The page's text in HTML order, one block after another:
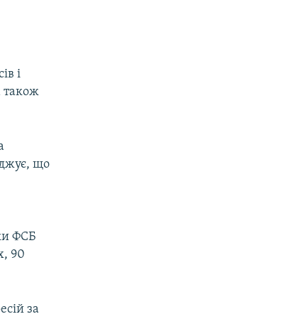
і
також
що
ФСБ
90
за